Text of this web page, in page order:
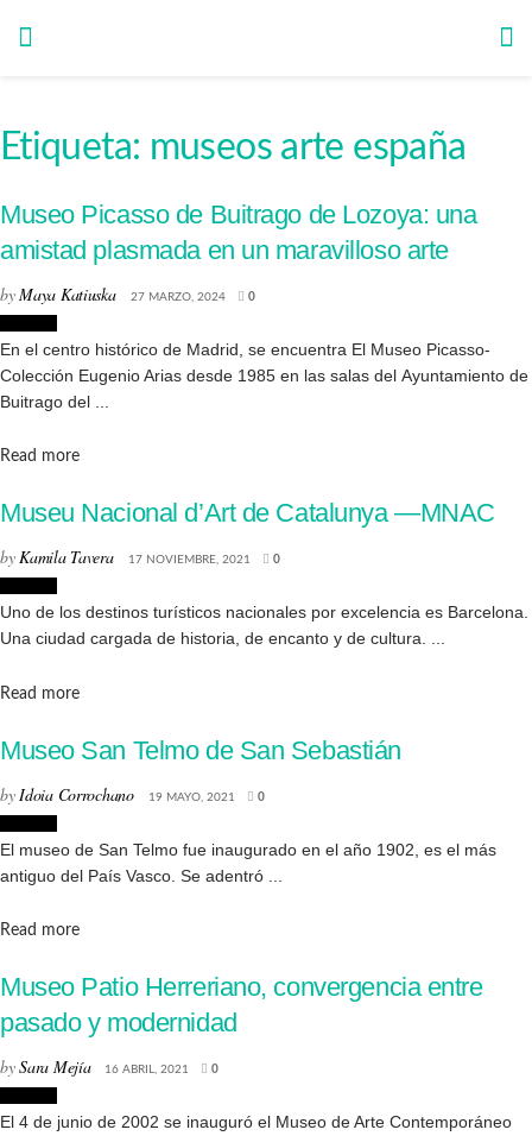
Etiqueta: museos arte españa
Museo Picasso de Buitrago de Lozoya: una
amistad plasmada en un maravilloso arte
byMaya Katiuska 27 MARZO, 2024 0
En el centro histórico de Madrid, se encuentra El Museo Picasso-
Colección Eugenio Arias desde 1985 en las salas del Ayuntamiento de
Buitrago del ...
Read moreDetails
Museu Nacional d’Art de Catalunya —MNAC
byKamila Tavera 17 NOVIEMBRE, 2021 0
Uno de los destinos turísticos nacionales por excelencia es Barcelona.
Una ciudad cargada de historia, de encanto y de cultura. ...
Read moreDetails
Museo San Telmo de San Sebastián
by Idoia Corrochano 19 MAYO, 2021 0
El museo de San Telmo fue inaugurado en el año 1902, es el más
antiguo del País Vasco. Se adentró ...
Read moreDetails
Museo Patio Herreriano, convergencia entre
pasado y modernidad
bySara Mejía 16 ABRIL, 2021 0
El 4 de junio de 2002 se inauguró el Museo de Arte Contemporáneo